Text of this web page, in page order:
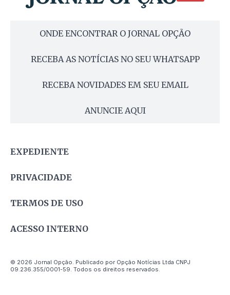
ONDE ENCONTRAR O JORNAL OPÇÃO
RECEBA AS NOTÍCIAS NO SEU WHATSAPP
RECEBA NOVIDADES EM SEU EMAIL
ANUNCIE AQUI
EXPEDIENTE
PRIVACIDADE
TERMOS DE USO
ACESSO INTERNO
© 2026 Jornal Opção. Publicado por Opção Notícias Ltda CNPJ
09.236.355/0001-59. Todos os direitos reservados.